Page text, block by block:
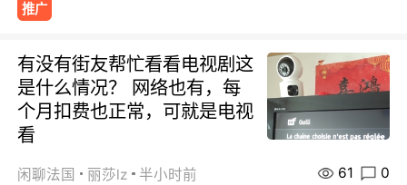
推广
有没有街友帮忙看看电视剧这
是什么情况？ 网络也有，每
个月扣费也正常，可就是电视
看
闲聊法国 丽莎lz 半小时前 61 0